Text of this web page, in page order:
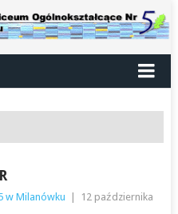
w Milanówku
12 października